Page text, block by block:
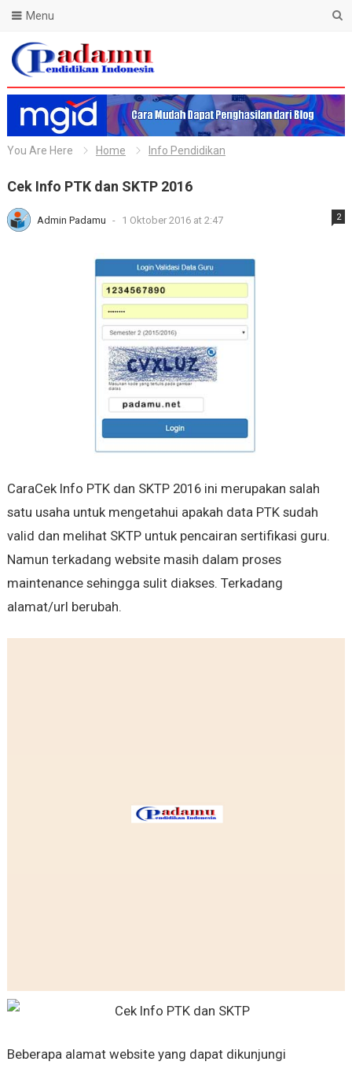
Blog Padamu
Menu
You Are Here Home Info Pendidikan
Cek Info PTK dan SKTP 2016
Admin Padamu - 1 Oktober 2016 at 2:47 2
CaraCek Info PTK dan SKTP 2016 ini merupakan salah
satu usaha untuk mengetahui apakah data PTK sudah
valid dan melihat SKTP untuk pencairan sertifikasi guru.
Namun terkadang website masih dalam proses
maintenance sehingga sulit diakses. Terkadang
alamat/url berubah.
Beberapa alamat website yang dapat dikunjungi